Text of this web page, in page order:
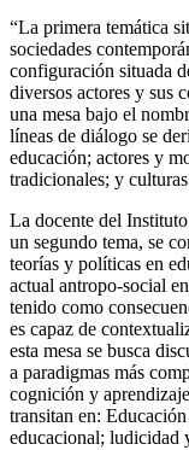
“La primera temática
sociedades
configuración situada
diversos actores y sus
una mesa bajo el
líneas de diálogo se
educación; actores y
tradicionales; y
La docente del
un segundo tema, se
teorías y políticas en
actual antropo-social
tenido como
es capaz de
esta mesa se busca
a paradigmas más
cognición y
transitan en:
educacional; ludicidad